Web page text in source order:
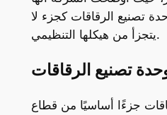
تصنيع الرقاقات كجزء لا
يتجزأ من هيكلها التنظيمي.
تصنيع الرقاقات
جزءًا أساسيًا من قطاع